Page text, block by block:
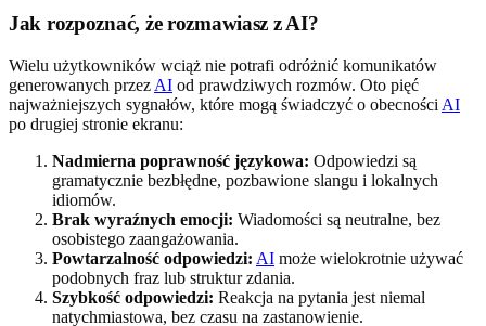
Jak rozpoznać, że rozmawiasz z AI?
Wielu użytkowników wciąż nie potrafi odróżnić komunikatów
generowanych przez AI od prawdziwych rozmów. Oto pięć
najważniejszych sygnałów, które mogą świadczyć o obecności AI
po drugiej stronie ekranu:
Nadmierna poprawność językowa: Odpowiedzi są
gramatycznie bezbłędne, pozbawione slangu i lokalnych
idiomów.
Brak wyraźnych emocji: Wiadomości są neutralne, bez
osobistego zaangażowania.
Powtarzalność odpowiedzi: AI może wielokrotnie używać
podobnych fraz lub struktur zdania.
Szybkość odpowiedzi: Reakcja na pytania jest niemal
natychmiastowa, bez czasu na zastanowienie.